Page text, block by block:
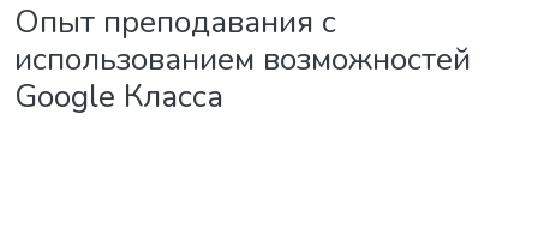
Опыт преподавания с
использованием возможностей
Google Класса